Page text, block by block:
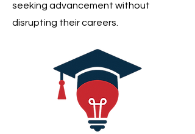
seeking advancement without
disrupting their careers.